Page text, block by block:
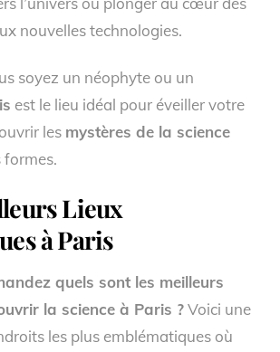
nouvelles technologies.
soyez un néophyte ou un
est le lieu idéal pour éveiller votre
les mystères de la science
formes.
Lieux
à Paris
quels sont les meilleurs
la science à Paris ?Voici une
les plus emblématiques où